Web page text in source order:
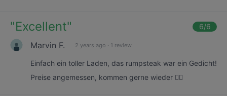
"Excellent" 6/6
Marvin F. 2 years ago · 1 review
Einfach ein toller Laden, das rumpsteak war ein Gedicht!
Preise angemessen, kommen gerne wieder 👌🏻